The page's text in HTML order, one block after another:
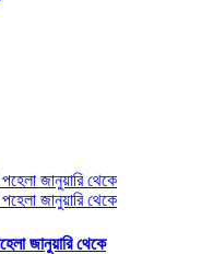
জানুয়ারি থেকে